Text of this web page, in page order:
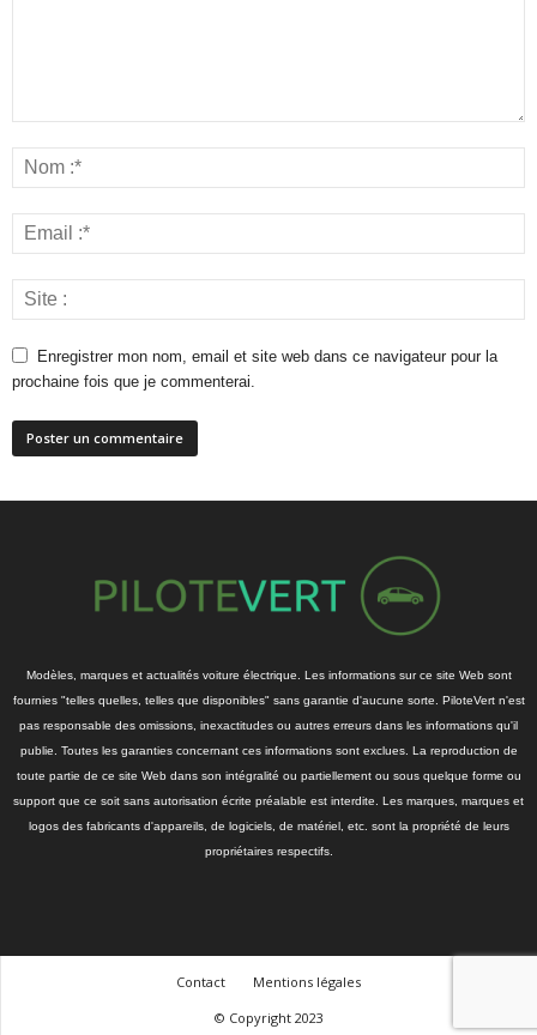
Enregistrer mon nom, email et site web dans ce navigateur pour la
prochaine fois que je commenterai.
Modèles, marques et actualités voiture électrique. Les informations sur ce site Web sont
fournies "telles quelles, telles que disponibles" sans garantie d'aucune sorte. PiloteVert n'est
pas responsable des omissions, inexactitudes ou autres erreurs dans les informations qu'il
publie. Toutes les garanties concernant ces informations sont exclues. La reproduction de
toute partie de ce site Web dans son intégralité ou partiellement ou sous quelque forme ou
support que ce soit sans autorisation écrite préalable est interdite. Les marques, marques et
logos des fabricants d'appareils, de logiciels, de matériel, etc. sont la propriété de leurs
propriétaires respectifs.
Contact
Mentions légales
© Copyright 2023